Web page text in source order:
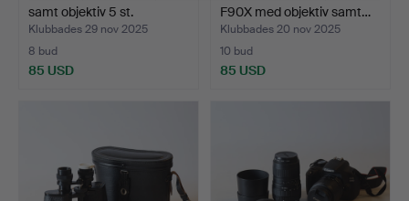
samt objektiv 5 st.
Klubbades 29 nov 2025
8 bud
85 USD
F90X med objektiv samt…
Klubbades 20 nov 2025
10 bud
85 USD